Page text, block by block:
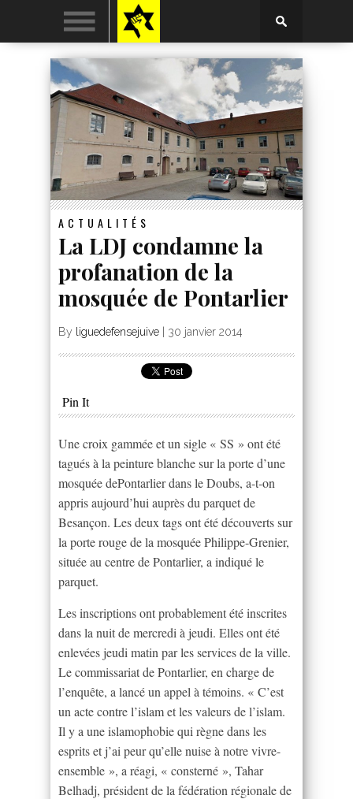
ACTUALITÉS
La LDJ condamne la
profanation de la
mosquée de Pontarlier
By liguedefensejuive 30 janvier 2014
Pin It
Une croix gammée et un sigle « SS » ont été
tagués à la peinture blanche sur la porte d’une
mosquée dePontarlier dans le Doubs, a-t-on
appris aujourd’hui auprès du parquet de
Besançon. Les deux tags ont été découverts sur
la porte rouge de la mosquée Philippe-Grenier,
située au centre de Pontarlier, a indiqué le
parquet.
Les inscriptions ont probablement été inscrites
dans la nuit de mercredi à jeudi. Elles ont été
enlevées jeudi matin par les services de la ville.
Le commissariat de Pontarlier, en charge de
l’enquête, a lancé un appel à témoins. « C’est
un acte contre l’islam et les valeurs de l’islam.
Il y a une islamophobie qui règne dans les
esprits et j’ai peur qu’elle nuise à notre vivre-
ensemble », a réagi, « consterné », Tahar
Belhadj, président de la fédération régionale de